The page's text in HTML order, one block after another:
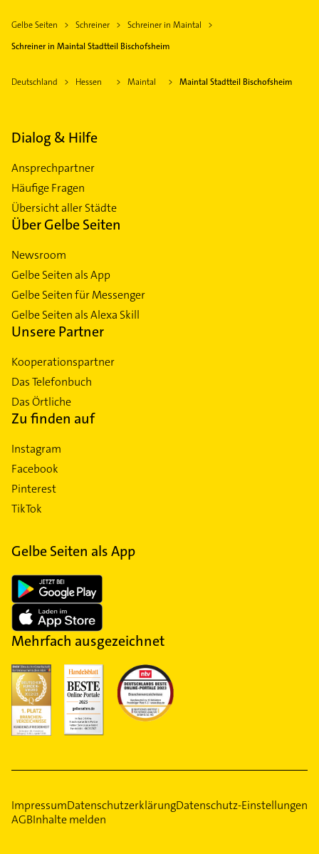
Gelbe Seiten Schreiner
Schreiner in Maintal
Schreiner in Maintal Stadtteil Bischofsheim
Deutschland Hessen Maintal Maintal Stadtteil Bischofsheim
Dialog & Hilfe
Ansprechpartner
Häufige Fragen
Übersicht aller Städte
Über Gelbe Seiten
Newsroom
Gelbe Seiten als App
Gelbe Seiten für Messenger
Gelbe Seiten als Alexa Skill
Unsere Partner
Kooperationspartner
Das Telefonbuch
Das Örtliche
Zu finden auf
Instagram
Facebook
Pinterest
TikTok
Gelbe Seiten als App
Mehrfach ausgezeichnet
ImpressumDatenschutzerklärungDatenschutz-Einstellungen
AGBInhalte melden